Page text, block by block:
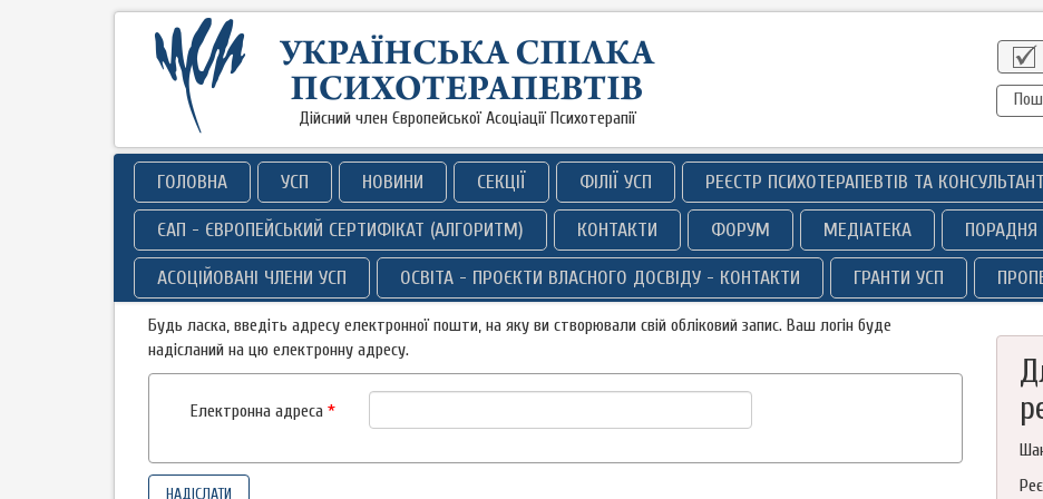
Дійсний член Європейської Асоціації Психотерапії
ГОЛОВНА УСП НОВИНИ СЕКЦІЇ ФІЛІЇ УСП РЕЄСТР ПСИХОТЕРАПЕВТІВ ТА
ЄАП - ЄВРОПЕЙСЬКИЙ СЕРТИФІКАТ (АЛГОРИТМ) КОНТАКТИ ФОРУМ МЕДІАТЕКА ПОРАДНЯ
АСОЦІЙОВАНІ ЧЛЕНИ УСП ОСВІТА - ПРОЄКТИ ВЛАСНОГО ДОСВІДУ - КОНТАКТИ ГРАНТИ УСП
Будь ласка, введіть адресу електронної пошти, на яку ви створювали свій обліковий запис. Ваш логін буде
надісланий на цю електронну адресу.
Електронна адреса *
НАДІСЛАТИ